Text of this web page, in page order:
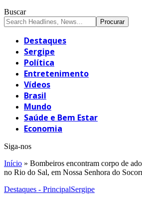
Buscar
Destaques
Sergipe
Política
Entretenimento
Vídeos
Brasil
Mundo
Saúde e Bem Estar
Economia
Siga-nos
Início » Bombeiros encontram corpo de
no Rio do Sal, em Nossa Senhora do
Destaques - PrincipalSergipe